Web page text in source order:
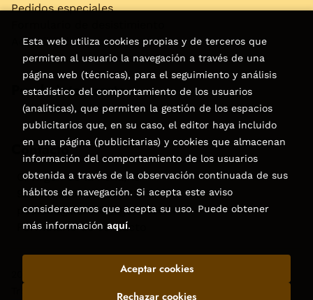
Pedidos especiales
Accesibilidad
Puede interesarte
Contacto
C/Virgen de la Peña, 15
928858050–928531142
pedidos@libreriatagoror.com
Formulario de contacto
Librería Tagoror. Todos los Derechos Reservados |
Esta web utiliza cookies propias y de terceros que
permiten al usuario la navegación a través de una
página web (técnicas), para el seguimiento y análisis
estadístico del comportamiento de los usuarios
(analíticas), que permiten la gestión de los espacios
publicitarios que, en su caso, el editor haya incluido
en una página (publicitarias) y cookies que almacenan
información del comportamiento de los usuarios
obtenida a través de la observación continuada de sus
hábitos de navegación. Si acepta este aviso
consideraremos que acepta su uso. Puede obtener
más información aquí.
Rechazar cookies
Aceptar cookies